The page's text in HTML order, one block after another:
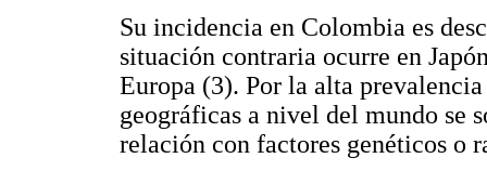
Su incidencia en Colombia es
situación contraria ocurre en
Europa (3). Por la alta
geográficas a nivel del mundo se
relación con factores genéticos o